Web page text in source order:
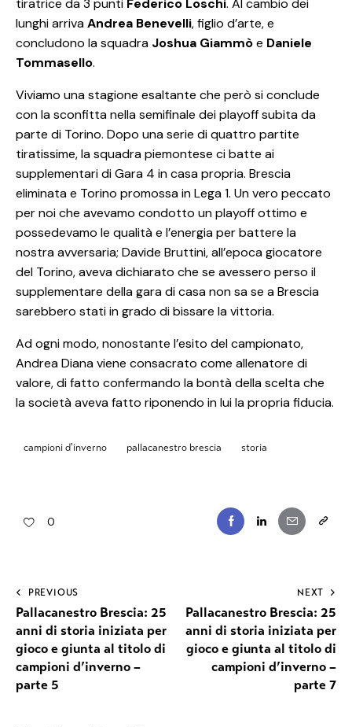
tiratrice da 3 punti Federico Loschi. Al cambio dei
lunghi arrivaAndrea Benevelli, figlio d’arte, e
concludono la squadra Joshua Giammòe Daniele
Tommasello.
Viviamo una stagione esaltante che però si conclude
con la sconfitta nella semifinale dei playoff subita da
parte di Torino. Dopo una serie di quattro partite
tiratissime, la squadra piemontese ci batte ai
supplementari di Gara 4 in casa propria. Brescia
eliminata e Torino promossa in Lega 1. Un vero peccato
per noi che avevamo condotto un playoff ottimo e
possedevamo le qualità e l’energia per battere la
nostra avversaria; Davide Bruttini, all’epoca giocatore
del Torino, aveva dichiarato che se avessero perso il
supplementare della gara di casa non sa se a Brescia
sarebbero stati in grado di bissare la vittoria.
Ad ogni modo, nonostante l’esito del campionato,
Andrea Diana viene consacrato come allenatore di
valore, di fatto confermando la bontà della scelta che
la società aveva fatto riponendo in lui la propria fiducia.
campioni d'inverno pallacanestro brescia storia
0
PREVIOUS
Pallacanestro Brescia: 25
anni di storia iniziata per
gioco e giunta al titolo di
campioni d’inverno –
parte 5
NEXT
Pallacanestro Brescia: 25
anni di storia iniziata per
gioco e giunta al titolo di
campioni d’inverno –
parte 7